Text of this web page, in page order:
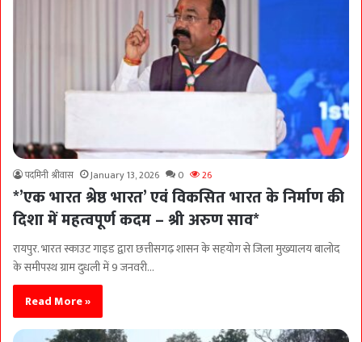
पदमिनी श्रीवास January 13, 2026 0 26
*’एक भारत श्रेष्ठ भारत’ एवं विकसित भारत के निर्माण की
दिशा में महत्वपूर्ण कदम – श्री अरुण साव*
रायपुर. भारत स्काउट गाइड द्वारा छत्तीसगढ़ शासन के सहयोग से जिला मुख्यालय बालोद
के समीपस्थ ग्राम दुधली में 9 जनवरी…
Read More »